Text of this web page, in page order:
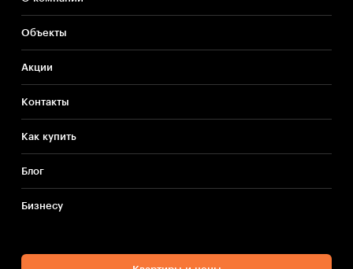
Объекты
Акции
Контакты
Как купить
Блог
Бизнесу